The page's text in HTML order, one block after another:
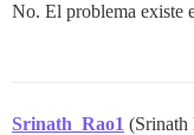
No. El problema existe
Srinath_Rao1 (Srinath